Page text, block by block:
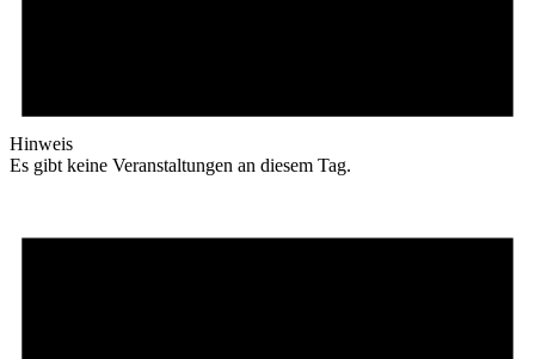
Hinweis
Es gibt keine Veranstaltungen an diesem Tag.